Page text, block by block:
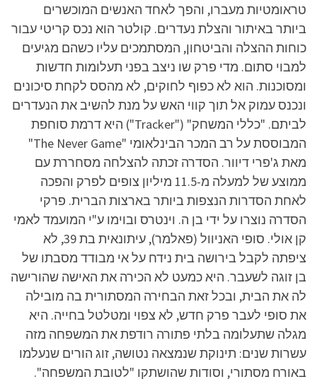
טראומטיות מעברו, והפך לאחד האנשים המוכשרים
ביותר באיתור והצלת נעדרים. קולטר הוא נכס קריטי עבור
כוחות ההצלה והביטחון, המסתמכים עליו כשהם מגיעים
למבוי סתום. מדי פרק שו ניצב בפני תעלומות חדשות
ומסוכנות. הוא לא כפוף לחוקים, לא מהסס לקחת סיכונים
ונכנס עמוק אל תוך קווי האש על מנת להשיב את הנעדרים
לביתם. "כללי המשחק" ("Tracker") היא דרמת סוחפת
המבוססת על רב המכר הבינלאומי "The Never Game"
מאת ג'פרי דיוור. הסדרה זכתה להצלחה מסחררת עם
ממוצע של למעלה מ-11.5 מיליון צופים לפרק והפכה
לאחת הסדרות הנצפות ביותר בארצות הברית. פרקי
הסדרה נוצרו על ידי בן ה. וינטרס ובוימו ע"י המועמד לאמי
קן אולי. סופי האניוול (פאלמר), עיתונאית בת 39, לא
ציפתה לקבל בירושה בית נידח על אי מבודד מסבתו של
בן זוגה לשעבר. היא כמעט לא הכירה את האישה שהורישה
לה את הבית, ובכל זאת הבחירה המסתורית בה מובילה
את סופי לעבר פרק חדש, לא צפוי ומטלטל בחייה. היא
מגלה שתעלומה בלתי פתורה רודפת את המשפחה מזה
עשרות שנים: תינוקת שנמצאה נטושה, זוג הורים שנעלמו
באורח מסתורי, וסודות שהושתקו "לטובת המשפחה".